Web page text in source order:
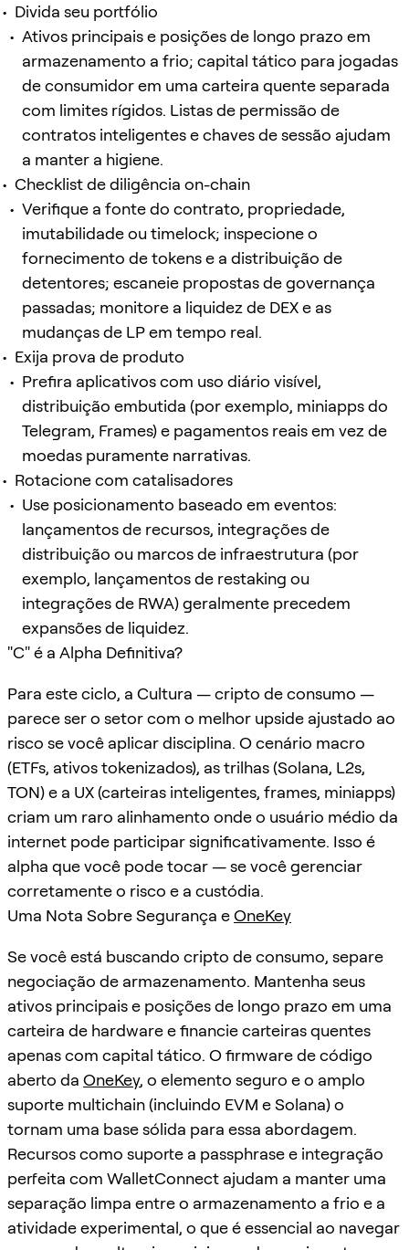
Divida seu portfólio
Ativos principais e posições de longo prazo em
armazenamento a frio; capital tático para jogadas
de consumidor em uma carteira quente separada
com limites rígidos. Listas de permissão de
contratos inteligentes e chaves de sessão ajudam
a manter a higiene.
Checklist de diligência on-chain
Verifique a fonte do contrato, propriedade,
imutabilidade ou timelock; inspecione o
fornecimento de tokens e a distribuição de
detentores; escaneie propostas de governança
passadas; monitore a liquidez de DEX e as
mudanças de LP em tempo real.
Exija prova de produto
Prefira aplicativos com uso diário visível,
distribuição embutida (por exemplo, miniapps do
Telegram, Frames) e pagamentos reais em vez de
moedas puramente narrativas.
Rotacione com catalisadores
Use posicionamento baseado em eventos:
lançamentos de recursos, integrações de
distribuição ou marcos de infraestrutura (por
exemplo, lançamentos de restaking ou
integrações de RWA) geralmente precedem
expansões de liquidez.
"C" é a Alpha Definitiva?
Para este ciclo, a Cultura — cripto de consumo —
parece ser o setor com o melhor upside ajustado ao
risco se você aplicar disciplina. O cenário macro
(ETFs, ativos tokenizados), as trilhas (Solana, L2s,
TON) e a UX (carteiras inteligentes, frames, miniapps)
criam um raro alinhamento onde o usuário médio da
internet pode participar significativamente. Isso é
alpha que você pode tocar — se você gerenciar
corretamente o risco e a custódia.
Uma Nota Sobre Segurança eOneKey
Se você está buscando cripto de consumo, separe
negociação de armazenamento. Mantenha seus
ativos principais e posições de longo prazo em uma
carteira de hardware e financie carteiras quentes
apenas com capital tático. O firmware de código
aberto da OneKey, o elemento seguro e o amplo
suporte multichain (incluindo EVM e Solana) o
tornam uma base sólida para essa abordagem.
Recursos como suporte a passphrase e integração
perfeita com WalletConnect ajudam a manter uma
separação limpa entre o armazenamento a frio e a
atividade experimental, o que é essencial ao navegar